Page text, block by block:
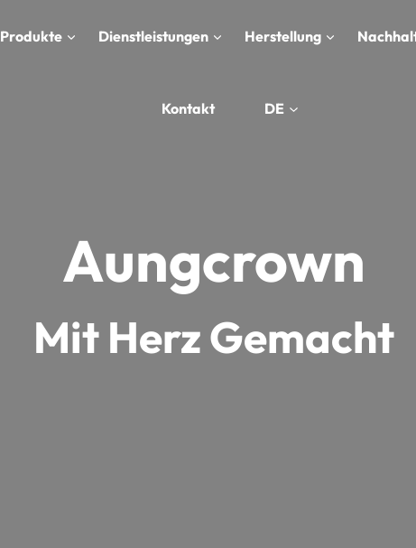
Produkte Dienstleistungen Herstellung
Kontakt DE
Aungcrown
Mit Herz Gemacht